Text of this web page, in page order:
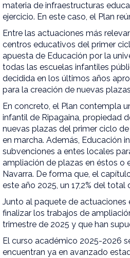
materia de infraestructuras
ejercicio. En este caso, el Plan
Entre las actuaciones más
centros educativos del primer
apuesta de Educación por la
todas las escuelas infantiles
decidida en los últimos años
para la creación de nuevas
En concreto, el Plan contempla
infantil de Ripagaina, propiedad
nuevas plazas del primer ciclo
en marcha. Además, Educación
subvenciones a entes locales
ampliación de plazas en éstos o
Navarra. De forma que, el
este año 2025, un 17,2% del
Junto al paquete de
finalizar los trabajos de
trimestre de 2025 y que han
El curso académico 2025-2026
encuentran ya en avanzado